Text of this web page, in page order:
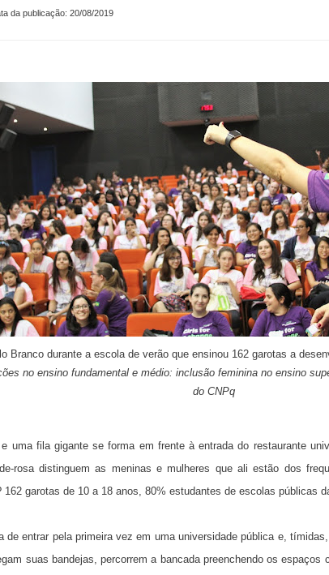
da publicação: 20/08/2019
Branco durante a escola de verão que ensinou 162 garotas a
no ensino fundamental e médio: inclusão feminina no ensino
do CNPq
uma fila gigante se forma em frente à entrada do restaurante
rosa distinguem as meninas e mulheres que ali estão dos
162 garotas de 10 a 18 anos, 80% estudantes de escolas públicas
de entrar pela primeira vez em uma universidade pública e,
suas bandejas, percorrem a bancada preenchendo os